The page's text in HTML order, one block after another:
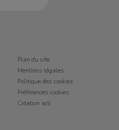
Plan du site
Mentions légales
Politique des cookies
Préférences cookies
Création acti